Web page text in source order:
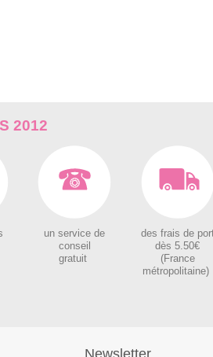
2012
un service de
conseil
gratuit
des frais de
dès 5.50€
(France
métropolitaine)